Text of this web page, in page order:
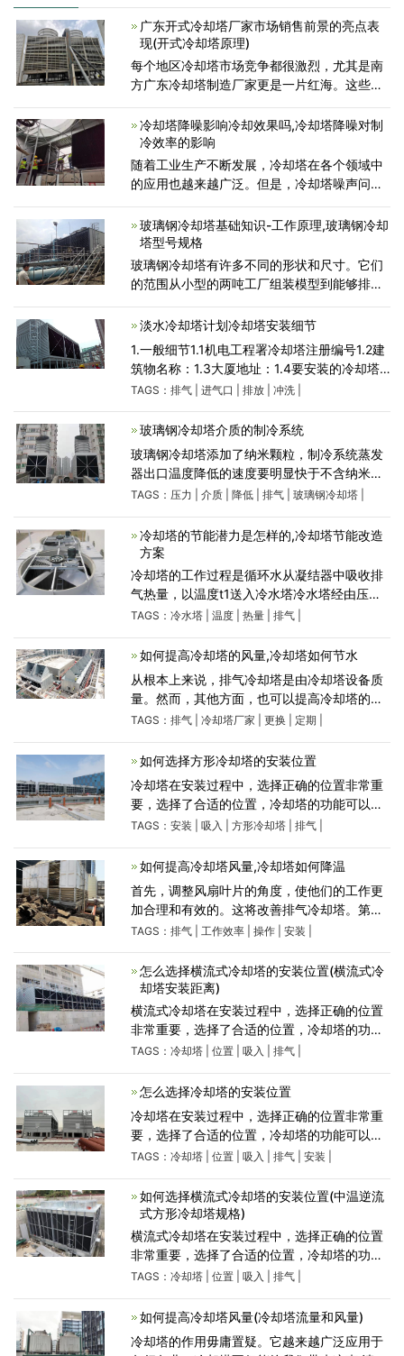
广东开式冷却塔厂家市场销售前景的亮点表
现(开式冷却塔原理)
每个地区冷却塔市场竞争都很激烈，尤其是南
方广东冷却塔制造厂家更是一片红海。这些厂
了客户选择设备的可能性，也对市场销量有一
定影响。而大多数
冷却塔降噪影响冷却效果吗,冷却塔降噪对制
冷效率的影响
随着工业生产不断发展，冷却塔在各个领域中
的应用也越来越广泛。但是，冷却塔噪声问题
噪会影响冷却塔冷却效果吗?本文将为您详细介
绍冷却塔降噪对
玻璃钢冷却塔基础知识-工作原理,玻璃钢冷却
塔型号规格
玻璃钢冷却塔有许多不同的形状和尺寸。它们
的范围从小型的两吨工厂组装模型到能够排除
小可以变化，但玻璃钢冷却塔工作原理保持不
变。来自热源
淡水冷却塔计划冷却塔安装细节
1.一般细节1.1机电工程署冷却塔注册编号1.2建
筑物名称：1.3大厦地址：1.4要安装的冷却塔
数量：1.5所有者的冷却塔参考。2.冷却塔设计
有不同的详细信
TAGS： 排气| 进气口 排放| 冲洗|
玻璃钢冷却塔介质的制冷系统
玻璃钢冷却塔添加了纳米颗粒，制冷系统蒸发
器出口温度降低的速度要明显快于不含纳米介
质的制冷系统。且系统达到稳态时的温度要略
排气压力的降
TAGS： 压力 介质| 降低| 排气| 玻璃钢冷却塔|
冷却塔的节能潜力是怎样的,冷却塔节能改造
方案
冷却塔的工作过程是循环水从凝结器中吸收排
气热量，以温度t1送入冷水塔冷水塔经由压力
管道分流至配水槽，热水通过喷溅装置散入成
高度和深度与冷空
TAGS： 冷水塔| 温度| 热量| 排气|
如何提高冷却塔的风量,冷却塔如何节水
从根本上来说，排气冷却塔是由冷却塔设备质
量。然而，其他方面，也可以提高冷却塔的排
气。 首先，调整风扇叶片的角度，使他们的工
第二，你可以定期更
TAGS： 排气| 冷却塔厂家 更换 定期
如何选择方形冷却塔的安装位置
冷却塔在安装过程中，选择正确的位置非常重
要，选择了合适的位置，冷却塔的功能可以达
到事半功倍的效果。反之，如果位置选择不
塔生产厂家为大家介绍如
TAGS： 安装 吸入 方形冷却塔| 排气|
如何提高冷却塔风量,冷却塔如何降温
首先，调整风扇叶片的角度，使他们的工作更
加合理和有效的。这将改善排气冷却塔。第
二，你可以定期更换齿轮油，使减速器可以更
善其排气。此外，需要保护冷
TAGS： 排气| 工作效率| 操作| 安装
怎么选择横流式冷却塔的安装位置(横流式冷
却塔安装距离)
横流式冷却塔在安装过程中，选择正确的位置
非常重要，选择了合适的位置，冷却塔的功能
可以达到事半功倍的效果。反之，如果位置选
却塔应安装在清洁和
TAGS： 冷却塔| 位置| 吸入 排气|
怎么选择冷却塔的安装位置
冷却塔在安装过程中，选择正确的位置非常重
要，选择了合适的位置，冷却塔的功能可以达
到事半功倍的效果。反之，如果位置选择不
应安装在清洁和通风良
TAGS： 冷却塔| 位置| 吸入 排气| 安装
如何选择横流式冷却塔的安装位置(中温逆流
式方形冷却塔规格)
横流式冷却塔在安装过程中，选择正确的位置
非常重要，选择了合适的位置，冷却塔的功能
可以达到事半功倍的效果。反之，如果位置选
却塔应安装在清洁和
TAGS： 冷却塔| 位置| 吸入 排气|
如何提高冷却塔风量(冷却塔流量和风量)
冷却塔的作用毋庸置疑。它越来越广泛应用于